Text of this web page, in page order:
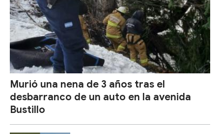
Murió una nena de 3 años tras el
desbarranco de un auto en la avenida
Bustillo